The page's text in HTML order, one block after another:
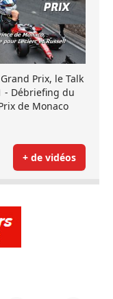
Prix, le Talk
- Débriefing du
de Monaco
+ de vidéos